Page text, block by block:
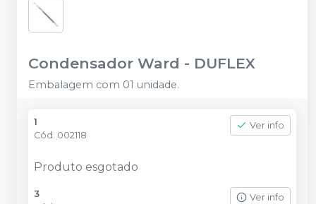
Condensador Ward - DUFLEX
Embalagem com 01 unidade.
1
Cód. 002118
Ver info
Produto esgotado
3
Ver info